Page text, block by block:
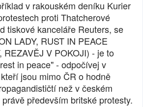
v rakouském deníku Kurier
proti Thatcherové
tiskové kanceláře Reuters, se
LADY, RUST IN PEACE
REZAVĚJ V POKOJI) - je to
in peace" - odpočívej v
jsou mimo ČR o hodně
než v českém
především britské protesty.